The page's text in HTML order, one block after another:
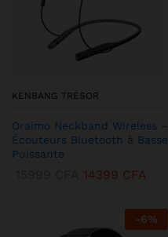
KENBANG TRÉSOR
Oraimo Neckband Wireless –
Écouteurs Bluetooth à Basse
Puissante
14399 CFA
-6%